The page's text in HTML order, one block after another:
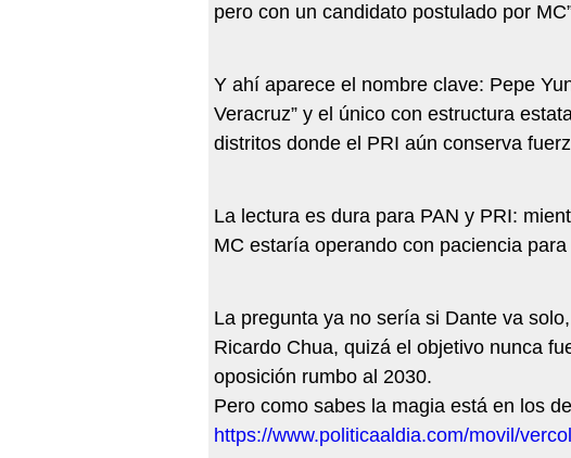
pero con un candidato postulado por
Y ahí aparece el nombre clave: Pepe
Veracruz” y el único con estructura
distritos donde el PRI aún conserva
La lectura es dura para PAN y PRI:
MC estaría operando con paciencia
La pregunta ya no sería si Dante va
Ricardo Chua, quizá el objetivo nunca
oposición rumbo al 2030.
Pero como sabes la magia está en los
https://www.politicaaldia.com/movil/